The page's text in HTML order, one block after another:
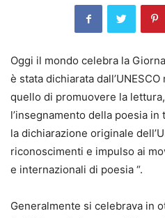
Oggi il mondo celebra la
è stata dichiarata
quello di promuovere la
l’insegnamento della poesia
la dichiarazione originale
riconoscimenti e impulso ai
e internazionali di poesia “.
Generalmente si celebrava in